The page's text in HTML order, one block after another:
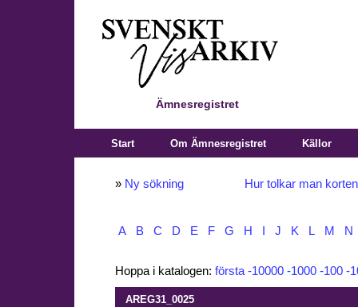
Ämnesregistret
Start Om Ämnesregistret Källor
» Ny sökning Hur tolkar man
A B C D E F G H J K L M N
Hoppa i katalogen: första -10000 -1000 -100 -
AREG31_0025